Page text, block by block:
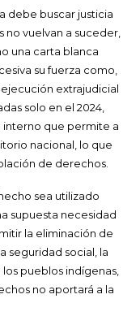
debe buscar justicia
no vuelvan a suceder,
una carta blanca
su fuerza como,
extrajudicial
solo en el 2024,
que permite a
nacional, lo que
de derechos.
sea utilizado
supuesta necesidad
la eliminación de
seguridad social, la
pueblos indígenas,
no aportará a la